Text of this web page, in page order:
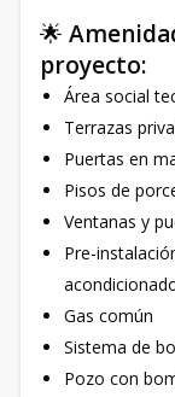
🌟
proyecto:
Área social
Terrazas
Puertas en
Pisos de
Ventanas y
Pre-
Gas común
Sistema de
Pozo con